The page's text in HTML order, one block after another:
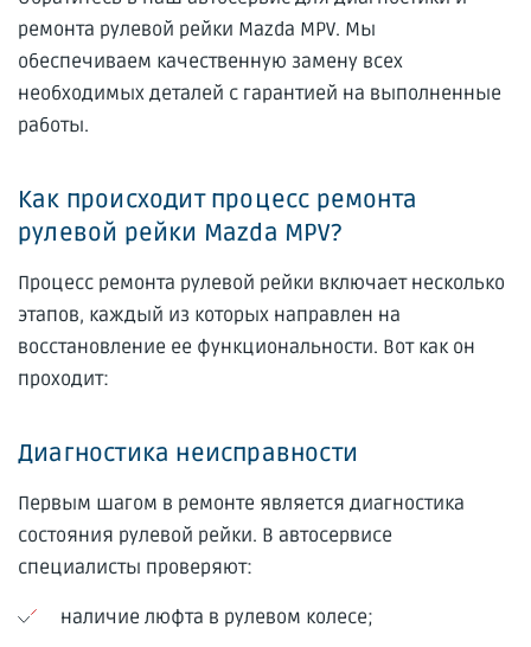
ремонта рулевой рейки Mazda MPV. Мы
обеспечиваем качественную замену всех
необходимых деталей с гарантией на выполненные
работы.
Как происходит процесс ремонта
рулевой рейки Mazda MPV?
Процесс ремонта рулевой рейки включает несколько
этапов, каждый из которых направлен на
восстановление ее функциональности. Вот как он
проходит:
Диагностика неисправности
Первым шагом в ремонте является диагностика
состояния рулевой рейки. В автосервисе
специалисты проверяют:
наличие люфта в рулевом колесе;